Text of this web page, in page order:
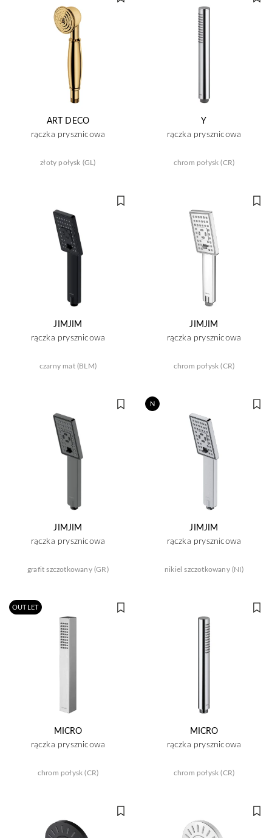
ART DECO
rączka prysznicowa
złoty połysk (GL)
Y
rączka prysznicowa
chrom połysk (CR)
JIMJIM
rączka prysznicowa
czarny mat (BLM)
JIMJIM
rączka prysznicowa
chrom połysk (CR)
JIMJIM
rączka prysznicowa
grafit szczotkowany (GR)
N
JIMJIM
rączka prysznicowa
nikiel szczotkowany (NI)
OUTLET
MICRO
rączka prysznicowa
chrom połysk (CR)
MICRO
rączka prysznicowa
chrom połysk (CR)